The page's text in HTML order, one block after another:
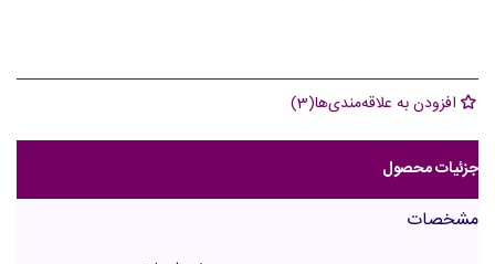
افزودن به علاقه‌مندی‌ها(
3
)
جزئیات محصول
مشخصات